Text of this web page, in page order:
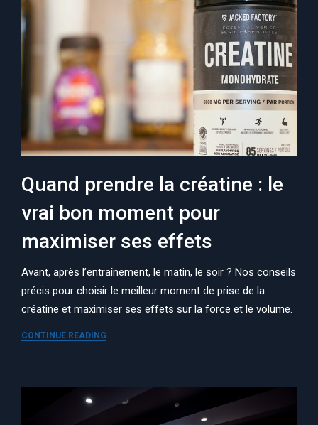
Quand prendre la créatine : le
vrai bon moment pour
maximiser ses effets
Avant, après l’entraînement, le matin, le soir ? Nos conseils
précis pour choisir le meilleur moment de prise de la
créatine et maximiser ses effets sur la force et le volume.
CONTINUE READING